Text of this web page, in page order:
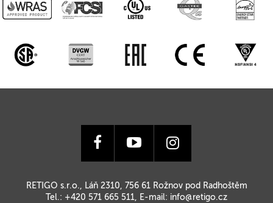
RETIGO s.r.o., Láň 2310, 756 61 Rožnov pod Radhoštěm
Tel.: +420 571 665 511, E-mail: info@retigo.cz